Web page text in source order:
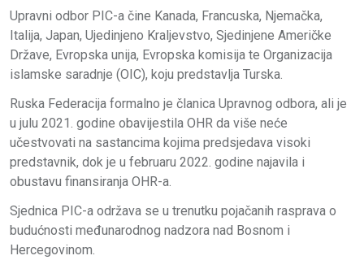
Upravni odbor PIC-a čine Kanada, Francuska, Njemačka,
Italija, Japan, Ujedinjeno Kraljevstvo, Sjedinjene Američke
Države, Evropska unija, Evropska komisija te Organizacija
islamske saradnje (OIC), koju predstavlja Turska.
Ruska Federacija formalno je članica Upravnog odbora, ali je
u julu 2021. godine obavijestila OHR da više neće
učestvovati na sastancima kojima predsjedava visoki
predstavnik, dok je u februaru 2022. godine najavila i
obustavu finansiranja OHR-a.
Sjednica PIC-a održava se u trenutku pojačanih rasprava o
budućnosti međunarodnog nadzora nad Bosnom i
Hercegovinom.